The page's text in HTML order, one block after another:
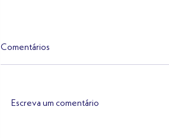
Comentários
Escreva um comentário